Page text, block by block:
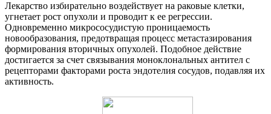
Лекарство избирательно воздействует на раковые клетки,
угнетает рост опухоли и проводит к ее регрессии.
Одновременно микрососудистую проницаемость
новообразования, предотвращая процесс метастазирования
формирования вторичных опухолей. Подобное действие
достигается за счет связывания моноклональных антител с
рецепторами факторами роста эндотелия сосудов, подавляя их
активность.